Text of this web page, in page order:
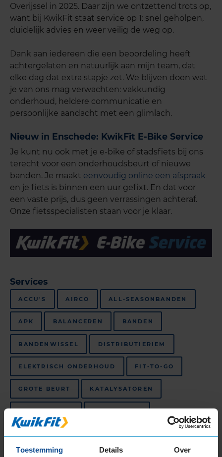
Toestemming Details Over
Overijssel in 2025. Daar zijn we ontzettend trots op,
want bij KwikFit staat service op 1: snel geholpen,
duidelijk advies en weer veilig de weg op.
Dank aan iedereen die een beoordeling heeft
achtergelaten en natuurlijk aan mijn team, dat
elke dag dat extra stapje zet. We blijven doen wat
je van ons mag verwachten: vakkundig
onderhoud, heldere communicatie en
persoonlijke aandacht met een glimlach.
Nieuw in Enschede: KwikFit E-Bike Service
Je kunt nu ook met je e-bike of stadsfiets bij ons
terecht voor een onderhoudsbeurt of nieuwe
banden. Je maakt eenvoudig online een afspraak
en je fiets is binnen een uur gefixt. En dat voor
een vaste prijs, dus geen verrassingen achteraf.
Onze fietsspecialisten staan voor je klaar.
Services
ACCU'S AIRCO ALL-SEASONBANDEN
APK BALANCEREN BANDEN
BANDENWISSEL DISTRIBUTIERIEM
ELEKTRISCH ONDERHOUD FIT-TO-GO
GROTE BEURT KATALYSATOREN